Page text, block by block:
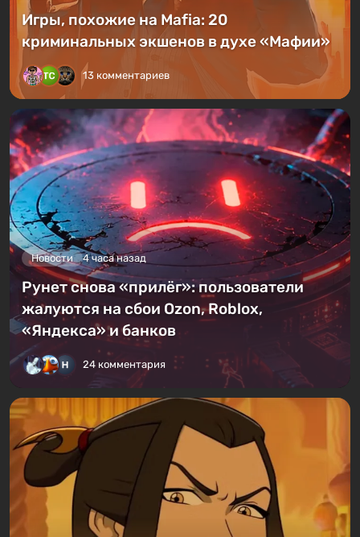
Игры, похожие на Mafia: 20
криминальных экшенов в духе «Мафии»
13 комментариев
Новости 4 часа назад
Рунет снова «прилёг»: пользователи
жалуются на сбои Ozon, Roblox,
«Яндекса» и банков
24 комментария